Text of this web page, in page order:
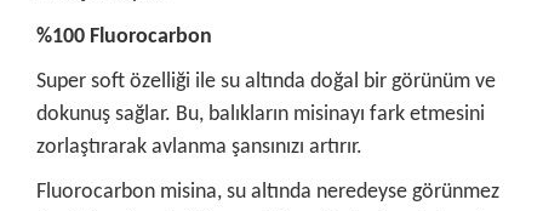
%100 Fluorocarbon
Super soft özelliği ile su altında doğal bir görünüm ve
dokunuş sağlar. Bu, balıkların misinayı fark etmesini
zorlaştırarak avlanma şansınızı artırır.
Fluorocarbon misina, su altında neredeyse görünmez